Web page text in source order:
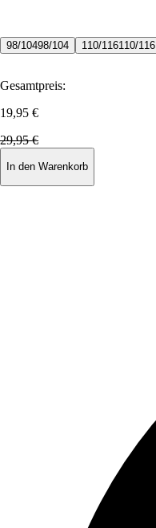
98/10498/104 110/116110/116
Gesamtpreis:
19,95 €
29,95 €
In den Warenkorb